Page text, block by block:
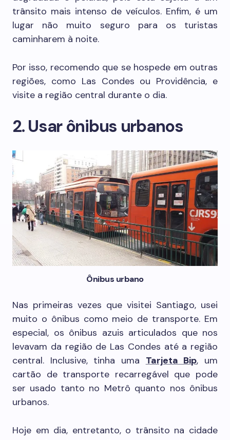
trânsito mais intenso de veículos. Enfim, é um
lugar não muito seguro para os turistas
caminharem à noite.
Por isso, recomendo que se hospede em outras
regiões, como Las Condes ou Providência, e
visite a região central durante o dia.
2. Usar ônibus urbanos
Ônibus urbano
Nas primeiras vezes que visitei Santiago, usei
muito o ônibus como meio de transporte. Em
especial, os ônibus azuis articulados que nos
levavam da região de Las Condes até a região
central. Inclusive, tinha uma Tarjeta Bip, um
cartão de transporte recarregável que pode
ser usado tanto no Metrô quanto nos ônibus
urbanos.
Hoje em dia, entretanto, o trânsito na cidade